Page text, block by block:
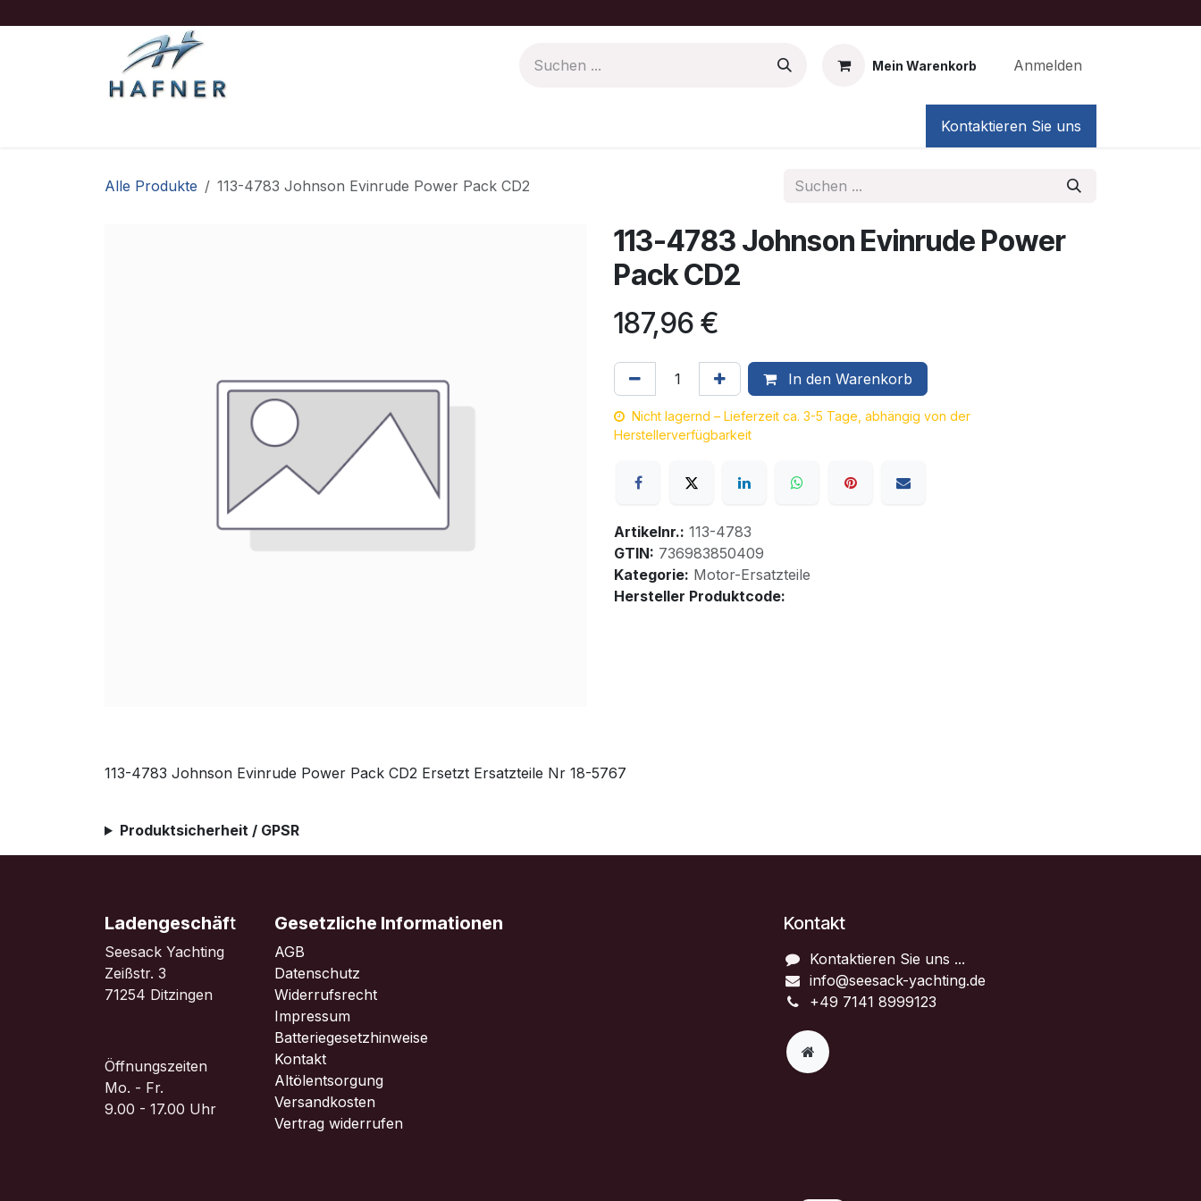
Mein Warenkorb Anmelden
Kontaktieren Sie uns
Alle Produkte 113-4783 Johnson Evinrude Power Pack CD2
113-4783 Johnson Evinrude Power
Pack CD2
187,96 €
In den Warenkorb
Nicht lagernd – Lieferzeit ca. 3-5 Tage, abhängig von der
Herstellerverfügbarkeit
Artikelnr.: 113-4783
GTIN: 736983850409
Kategorie: Motor-Ersatzteile
Hersteller Produktcode:
113-4783 Johnson Evinrude Power Pack CD2 Ersetzt Ersatzteile Nr 18-5767
Produktsicherheit / GPSR
Ladengeschäft
Seesack Yachting
Zeißstr. 3
71254 Ditzingen
Öffnungszeiten
Mo. - Fr.
9.00 - 17.00 Uhr
Gesetzliche Informationen
AGB
Datenschutz
Widerrufsrecht
Impressum
Batteriegesetzhinweise
Kontakt
Altölentsorgung
Versandkosten
Vertrag widerrufen
Kontakt
Kontaktieren Sie uns ...
info@seesack-yachting.de
+49 7141 8999123